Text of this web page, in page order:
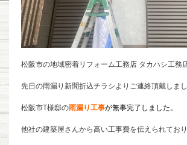
松阪市の地域密着リフォーム工務店 タカハシ工務
先日の雨漏り新聞折込チラシよりご連絡頂戴しま
松阪市T様邸の雨漏り工事が無事完了しました。
他社の建築屋さんから高い工事費を伝えられてお